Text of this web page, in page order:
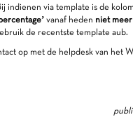
indienen via template is de kolom
vanaf heden niet
de recentste template aub.
op met de helpdesk van het